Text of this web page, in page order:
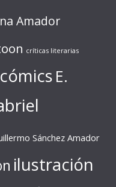
Amador
críticas literarias
cómics E.
Sánchez Amador
ilustración